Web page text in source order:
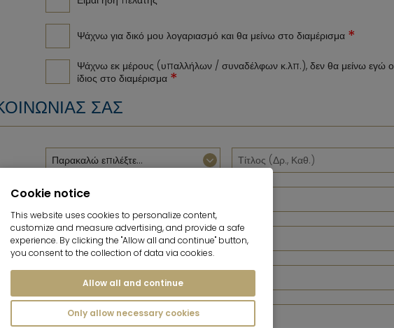
Ψάχνω για δικό μου λογαριασμό και θα μείνω στο διαμέρισμα *
Ψάχνω εκ μέρους (υπαλλήλων / συναδέλφων κ.λπ.), δεν θα μείνω εγώ ο
ίδιος στο διαμέρισμα *
ΣΑΣ
Cookie notice
This website uses cookies to personalize content,
customize and measure advertising, and provide a safe
experience. By clicking the "Allow all and continue" button,
you consent to the collection of data via cookies.
Allow all and continue
Only allow necessary cookies